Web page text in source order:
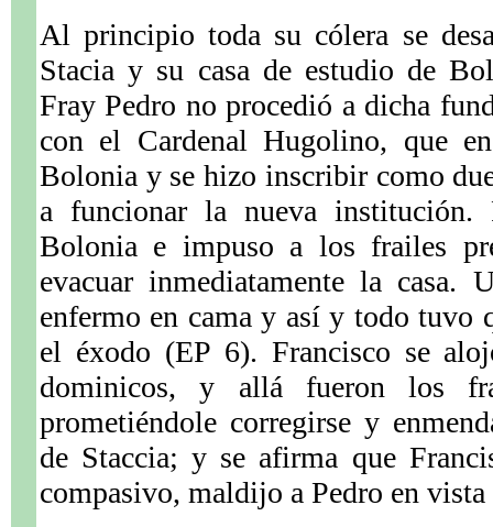
Al principio toda su cólera se
Stacia y su casa de estudio de
Fray Pedro no procedió a dicha
con el Cardenal Hugolino, que
Bolonia y se hizo inscribir como
a funcionar la nueva institución.
Bolonia e impuso a los frailes
evacuar inmediatamente la casa.
enfermo en cama y así y todo tuvo
el éxodo (EP 6). Francisco se
dominicos, y allá fueron los
prometiéndole corregirse y
de Staccia; y se afirma que
compasivo, maldijo a Pedro en